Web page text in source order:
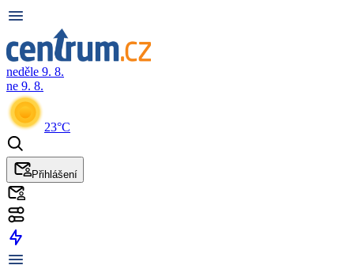
neděle 9. 8.
ne 9. 8.
23°C
Přihlášení